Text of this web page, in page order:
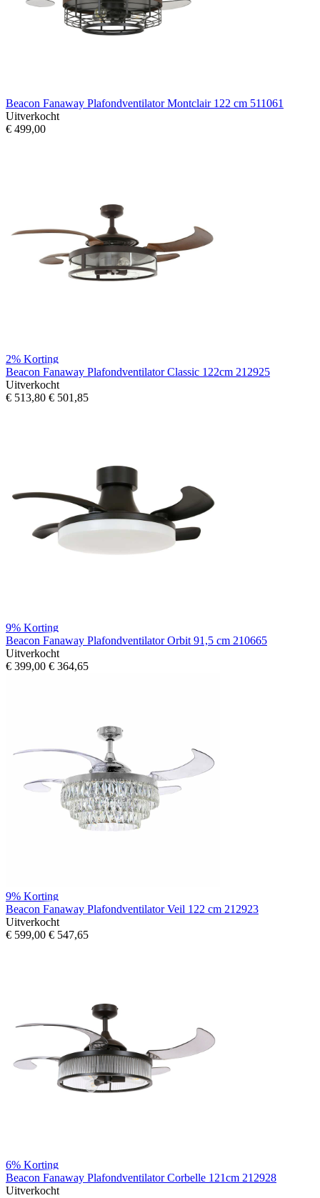
Beacon Fanaway Plafondventilator Montclair 122 cm 511061
Uitverkocht
€ 499,00
2% Korting
Beacon Fanaway Plafondventilator Classic 122cm 212925
Uitverkocht
€ 513,80 € 501,85
9% Korting
Beacon Fanaway Plafondventilator Orbit 91,5 cm 210665
Uitverkocht
€ 399,00 € 364,65
9% Korting
Beacon Fanaway Plafondventilator Veil 122 cm 212923
Uitverkocht
€ 599,00 € 547,65
6% Korting
Beacon Fanaway Plafondventilator Corbelle 121cm 212928
Uitverkocht